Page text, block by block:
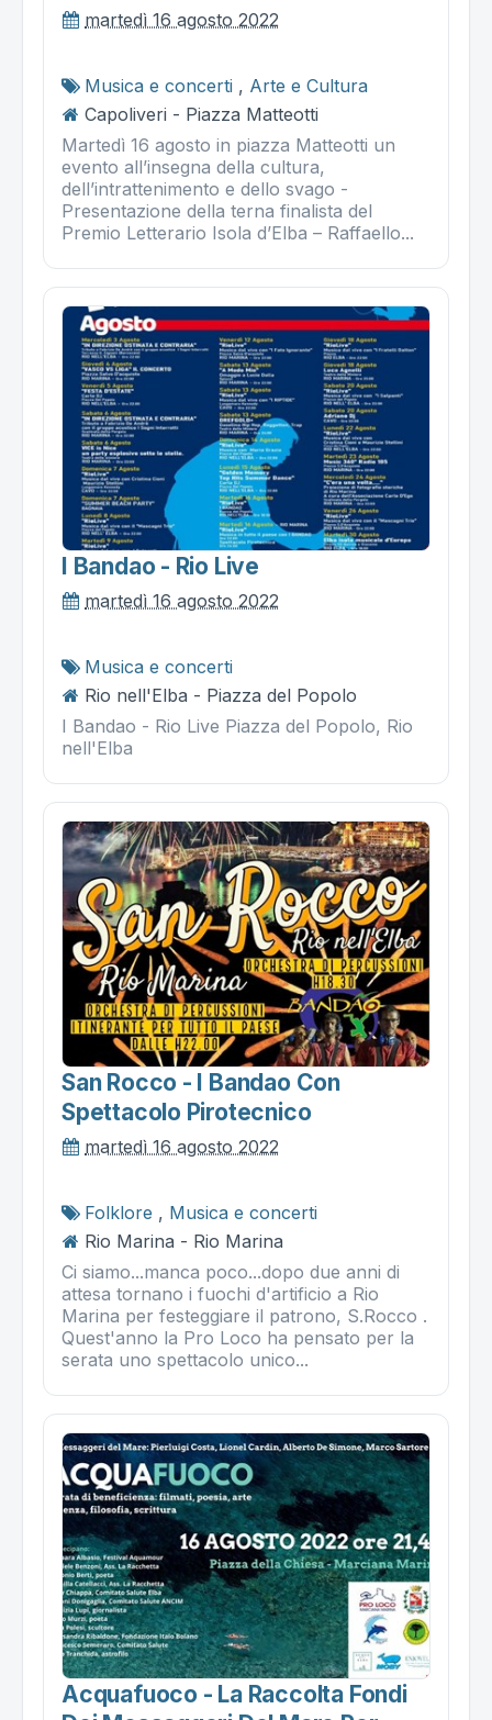
martedì 16 agosto 2022
Musica e concerti , Arte e Cultura
Capoliveri - Piazza Matteotti
Martedì 16 agosto in piazza Matteotti un
evento all’insegna della cultura,
dell’intrattenimento e dello svago -
Presentazione della terna finalista del
Premio Letterario Isola d’Elba – Raffaello...
I Bandao - Rio Live
martedì 16 agosto 2022
Musica e concerti
Rio nell'Elba - Piazza del Popolo
I Bandao - Rio Live Piazza del Popolo, Rio
nell'Elba
San Rocco - I Bandao Con
Spettacolo Pirotecnico
martedì 16 agosto 2022
Folklore , Musica e concerti
Rio Marina - Rio Marina
Ci siamo...manca poco...dopo due anni di
attesa tornano i fuochi d'artificio a Rio
Marina per festeggiare il patrono, S.Rocco .
Quest'anno la Pro Loco ha pensato per la
serata uno spettacolo unico...
Acquafuoco - La Raccolta Fondi